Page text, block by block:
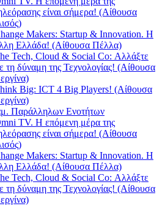
είναι σήμερα! (Αίθουσα
Makers: Startup & Innovation. Η
Ελλάδα! (Αίθουσα Πέλλα)
Tech, Cloud & Social Co: Αλλάξτε
τη δύναμη της Τεχνολογίας! (Αίθουσα
Big: ICT 4 Big Players! (Αίθουσα
Παράλληλων Ενοτήτων
TV. Η επόμενη μέρα της
είναι σήμερα! (Αίθουσα
Makers: Startup & Innovation. Η
Ελλάδα! (Αίθουσα Πέλλα)
Tech, Cloud & Social Co: Αλλάξτε
τη δύναμη της Τεχνολογίας! (Αίθουσα